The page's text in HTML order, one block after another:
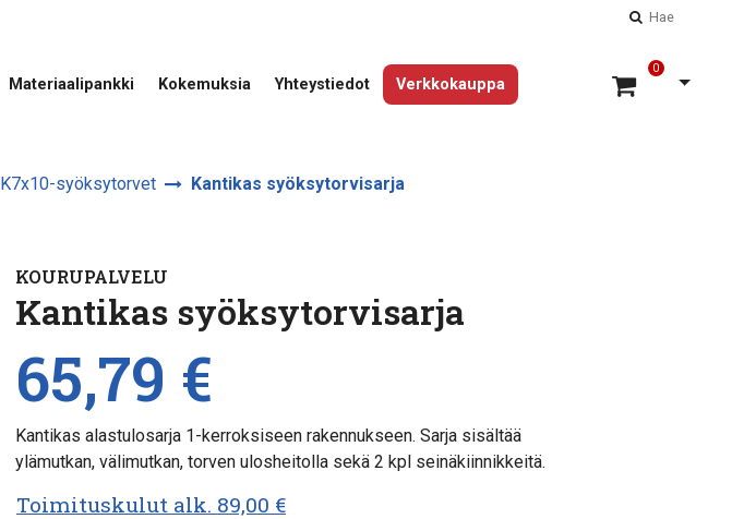
Hae
Materiaalipankki Kokemuksia Yhteystiedot Verkkokauppa
0
Avaa
K7x10-syöksytorvet Kantikas syöksytorvisarja
KOURUPALVELU
Kantikas syöksytorvisarja
65,79 €
Kantikas alastulosarja 1-kerroksiseen rakennukseen. Sarja sisältää
ylämutkan, välimutkan, torven ulosheitolla sekä 2 kpl seinäkiinnikkeitä.
Toimituskulut alk. 89,00 €